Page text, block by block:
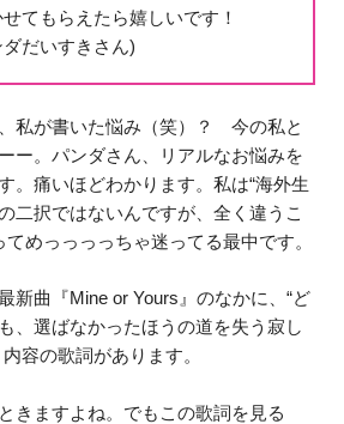
せてもらえたら嬉しいです！
ダだいすきさん)
私が書いた悩み（笑）？ 今の私と
ー。パンダさん、リアルなお悩みを
。痛いほどわかります。私は“海外生
二択ではないんですが、全く違うこ
めっっっっちゃ迷ってる最中です。
新曲『Mine or Yours』のなかに、“ど
、選ばなかったほうの道を失う寂し
容の歌詞があります。
きますよね。でもこの歌詞を見る